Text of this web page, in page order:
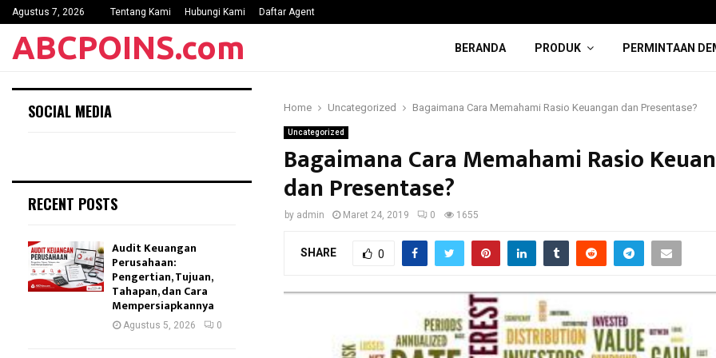
Agustus 7, 2026 Tentang Kami Hubungi Kami Daftar Agent
ABCPOINS.com BERANDA PRODUK PERMINTAAN
Home Uncategorized Bagaimana Cara Memahami Rasio Keuangan dan Presentase?
Uncategorized
Bagaimana Cara Memahami Rasio
dan Presentase?
by admin Maret 24, 2019 0 1655
SHARE 0
SOCIAL MEDIA
RECENT POSTS
Audit Keuangan
Perusahaan:
Pengertian, Tujuan,
Tahapan, dan Cara
Mempersiapkannya
Agustus 5, 2026 0